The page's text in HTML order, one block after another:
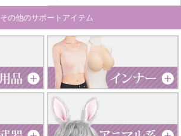
その他のサポートアイテム